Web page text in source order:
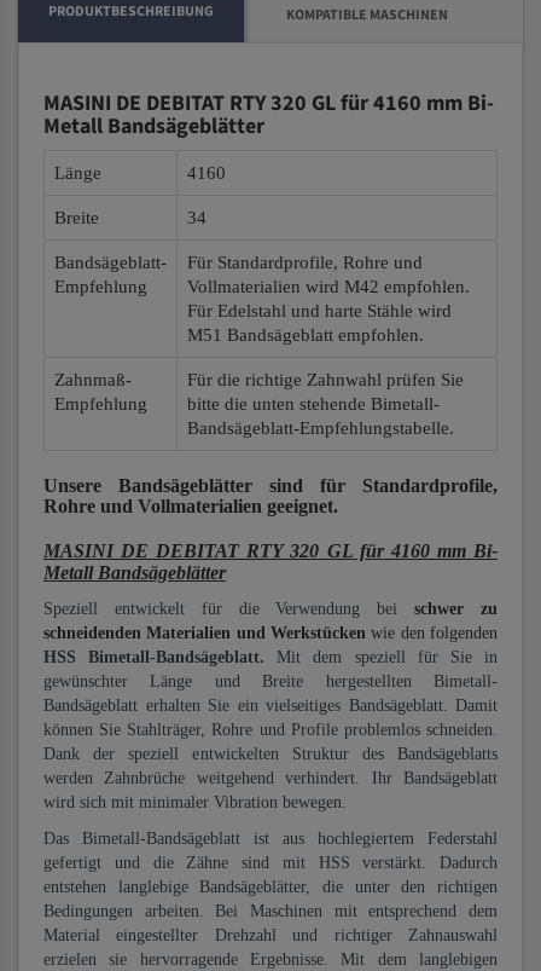
PRODUKTBESCHREIBUNG KOMPATIBLE MASCHINEN
MASINI DE DEBITAT RTY 320 GL für 4160 mm Bi-
Metall Bandsägeblätter
Länge 4160
Breite 34
Bandsägeblatt-
Empfehlung
Für Standardprofile, Rohre und
Vollmaterialien wird M42 empfohlen.
Für Edelstahl und harte Stähle wird
M51 Bandsägeblatt empfohlen.
Zahnmaß-
Empfehlung
Für die richtige Zahnwahl prüfen Sie
bitte die unten stehende Bimetall-
Bandsägeblatt-Empfehlungstabelle.
Unsere Bandsägeblätter sind für Standardprofile,
Rohre und Vollmaterialien geeignet.
MASINI DE DEBITAT RTY 320 GL für 4160 mm Bi-
Metall Bandsägeblätter
Speziell entwickelt für die Verwendung beischwer zu
schneidenden Materialien und Werkstücken wie den folgenden
HSS Bimetall-Bandsägeblatt. Mit dem speziell für Sie in
gewünschter Länge und Breite hergestellten Bimetall-
Bandsägeblatt erhalten Sie ein vielseitiges Bandsägeblatt. Damit
können Sie Stahlträger, Rohre und Profile problemlos schneiden.
Dank der speziell entwickelten Struktur des Bandsägeblatts
werden Zahnbrüche weitgehend verhindert. Ihr Bandsägeblatt
wird sich mit minimaler Vibration bewegen.
Das Bimetall-Bandsägeblatt ist aus hochlegiertem Federstahl
gefertigt und die Zähne sind mit HSS verstärkt. Dadurch
entstehen langlebige Bandsägeblätter, die unter den richtigen
Bedingungen arbeiten. Bei Maschinen mit entsprechend dem
Material eingestellter Drehzahl und richtiger Zahnauswahl
erzielen sie hervorragende Ergebnisse. Mit dem langlebigen